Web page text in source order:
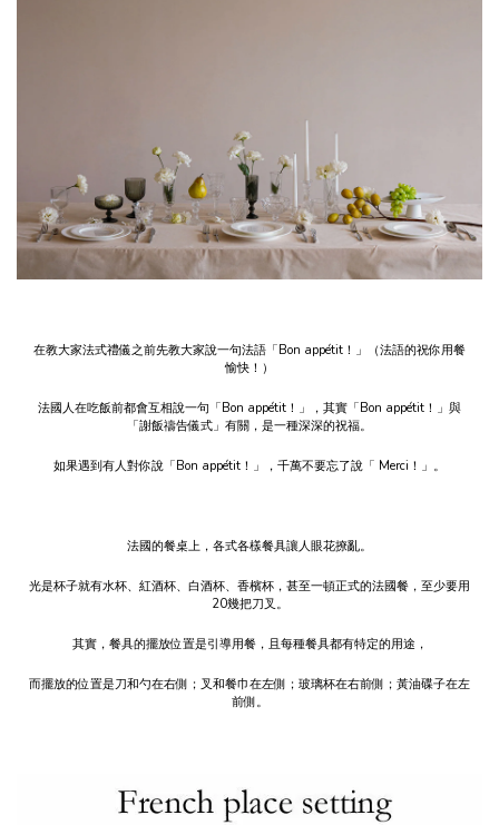
在教大家法式禮儀之前先教大家說一句法語「Bon appétit！」（法語的祝你用餐
愉快！）
法國人在吃飯前都會互相說一句「Bon appétit！」，其實「Bon appétit！」與
「謝飯禱告儀式」有關，是一種深深的祝福。
如果遇到有人對你說「Bon appétit！」，千萬不要忘了說「 Merci！」。
法國的餐桌上，各式各樣餐具讓人眼花撩亂。
光是杯子就有水杯、紅酒杯、白酒杯、香檳杯，甚至一頓正式的法國餐，至少要用
20幾把刀叉。
其實，餐具的擺放位置是引導用餐，且每種餐具都有特定的用途，
而擺放的位置是刀和勺在右側；叉和餐巾在左側；玻璃杯在右前側；黃油碟子在左
前側。